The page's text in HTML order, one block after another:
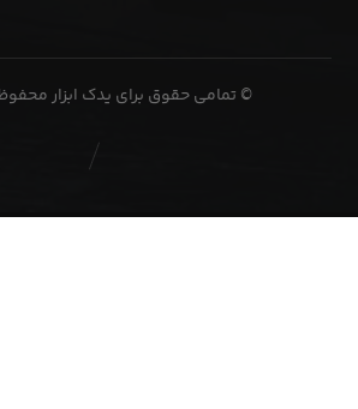
© تمامی حقوق برای یدک ابزار